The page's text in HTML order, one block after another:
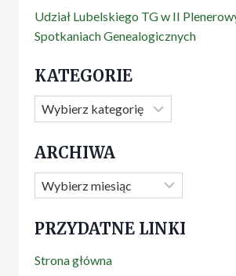
Udział Lubelskiego TG w II
Spotkaniach Genealogicznych
KATEGORIE
Kategorie
ARCHIWA
Archiwa
PRZYDATNE LINKI
Strona główna